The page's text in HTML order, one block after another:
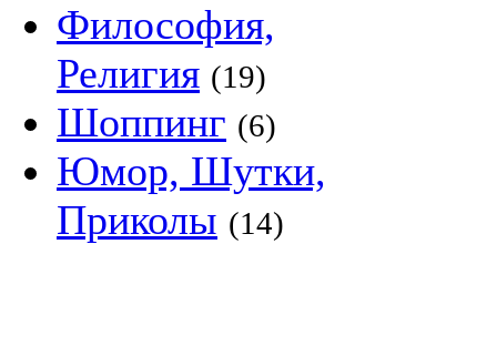
Философия,
Религия (19)
Шоппинг (6)
Юмор, Шутки,
Приколы (14)